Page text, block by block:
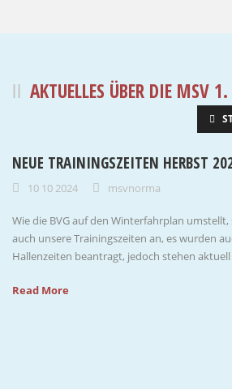
AKTUELLES ÜBER DIE MSV
NEUE TRAININGSZEITEN HERBST
10 10 2024 msvnorma
Wie die BVG auf den Winterfahrplan umstellt,
auch unsere Trainingszeiten an, es wurden
Hallenzeiten beantragt, jedoch stehen
Read More